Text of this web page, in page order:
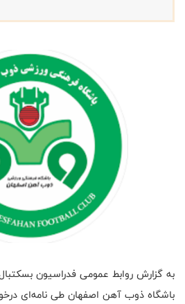
به گزارش روابط عمومی فدراسیون
باشگاه ذوب آهن اصفهان طی نامه‌ای